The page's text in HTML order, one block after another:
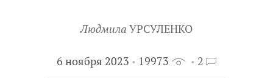
Людмила УРСУЛЕНКО
6 ноября 2023 19973 2